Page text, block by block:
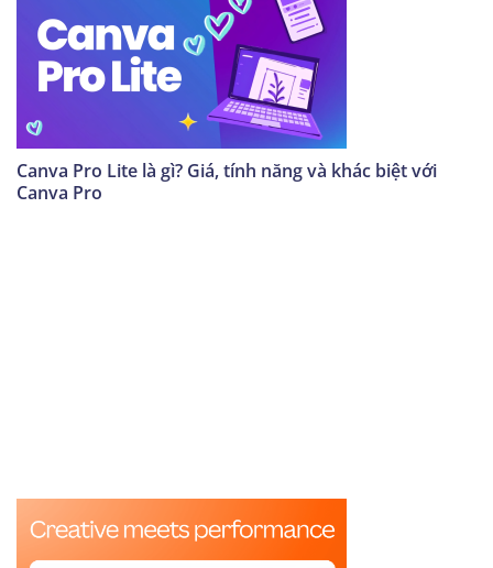
Canva Pro Lite là gì? Giá, tính năng và khác biệt với
Canva Pro